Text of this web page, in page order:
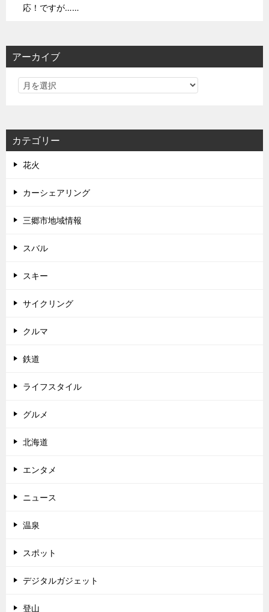
応！ですが……
アーカイブ
カテゴリー
花火
カーシェアリング
三郷市地域情報
スバル
スキー
サイクリング
クルマ
鉄道
ライフスタイル
グルメ
北海道
エンタメ
ニュース
温泉
スポット
デジタルガジェット
登山